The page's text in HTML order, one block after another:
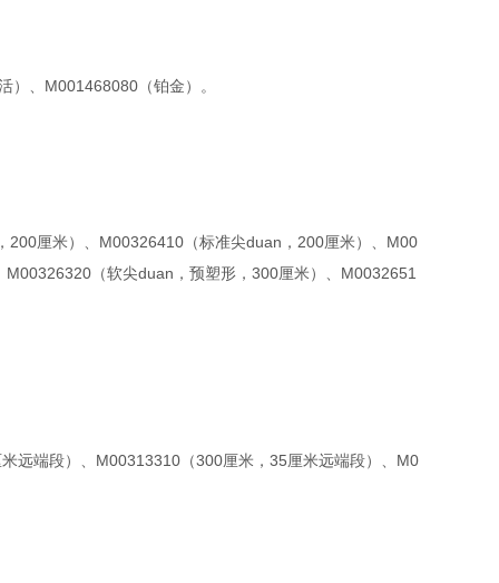
、M001468080（铂金）。
厘米）、M00326410（标准尖duan，200厘米）、M00
（软尖duan，预塑形，300厘米）、M0032651
远端段）、M00313310（300厘米，35厘米远端段）、M0